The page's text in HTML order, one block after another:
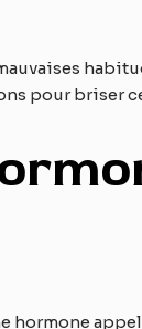
pour briser
hormone